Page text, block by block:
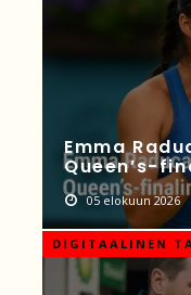
Emma
Queen’s-
05 elokuun 2026
DIGITAALINEN